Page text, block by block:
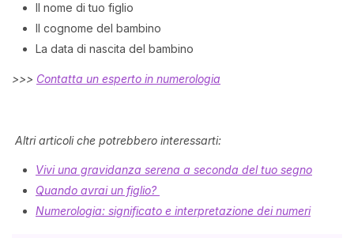
Il nome di tuo figlio
Il cognome del bambino
La data di nascita del bambino
>>> Contatta un esperto in numerologia
Altri articoli che potrebbero interessarti:
Vivi una gravidanza serena a seconda del tuo segno
Quando avrai un figlio?
Numerologia: significato e interpretazione dei numeri